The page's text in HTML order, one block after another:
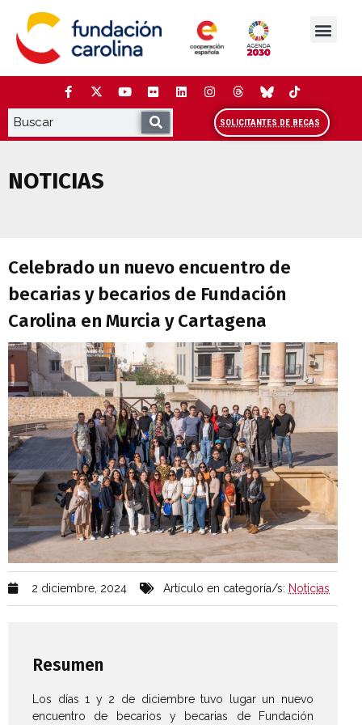
contenido
SOLICITANTES DE BECAS
NOTICIAS
Celebrado un nuevo encuentro de
becarias y becarios de Fundación
Carolina en Murcia y Cartagena
2 diciembre, 2024 Artículo en categoría/s: Noticias
Resumen
Los días 1 y 2 de diciembre tuvo lugar un nuevo
encuentro de becarios y becarias de Fundación